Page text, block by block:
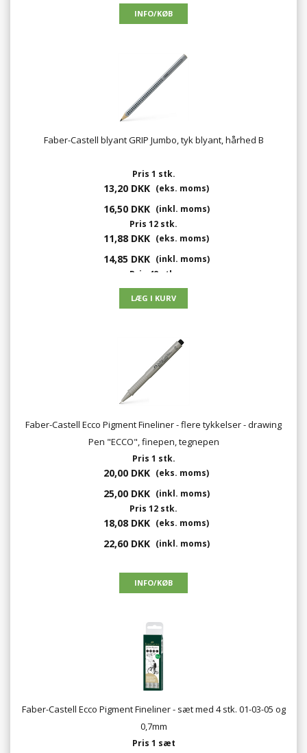
5,60 DKK (eks. moms)
7,00 DKK (inkl. moms)
(eks. moms)
(inkl. moms)
Faber-Castell blyant GRIP Jumbo, tyk blyant, hårhed B
Pris 1 stk.
13,20 DKK (eks. moms)
16,50 DKK (inkl. moms)
Pris 12 stk.
11,88 DKK (eks. moms)
14,85 DKK (inkl. moms)
Pris 48 stk.
10,56 DKK (eks. moms)
13,20 DKK (inkl. moms)
Faber-Castell Ecco Pigment Fineliner - flere tykkelser - drawing
Pen "ECCO", finepen, tegnepen
Pris 1 stk.
20,00 DKK (eks. moms)
25,00 DKK (inkl. moms)
Pris 12 stk.
18,08 DKK (eks. moms)
22,60 DKK (inkl. moms)
Faber-Castell Ecco Pigment Fineliner - sæt med 4 stk. 01-03-05 og
0,7mm
Pris 1 sæt